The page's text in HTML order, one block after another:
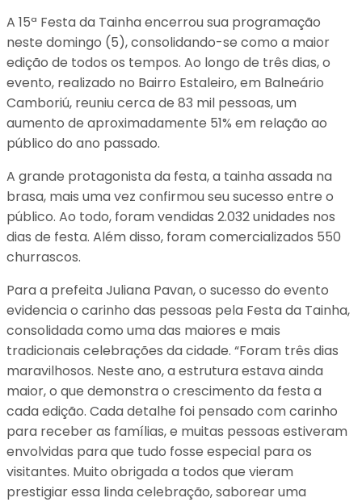
A 15ª Festa da Tainha encerrou sua programação
neste domingo (5), consolidando-se como a maior
edição de todos os tempos. Ao longo de três dias, o
evento, realizado no Bairro Estaleiro, em Balneário
Camboriú, reuniu cerca de 83 mil pessoas, um
aumento de aproximadamente 51% em relação ao
público do ano passado.
A grande protagonista da festa, a tainha assada na
brasa, mais uma vez confirmou seu sucesso entre o
público. Ao todo, foram vendidas 2.032 unidades nos
dias de festa. Além disso, foram comercializados 550
churrascos.
Para a prefeita Juliana Pavan, o sucesso do evento
evidencia o carinho das pessoas pela Festa da Tainha,
consolidada como uma das maiores e mais
tradicionais celebrações da cidade. “Foram três dias
maravilhosos. Neste ano, a estrutura estava ainda
maior, o que demonstra o crescimento da festa a
cada edição. Cada detalhe foi pensado com carinho
para receber as famílias, e muitas pessoas estiveram
envolvidas para que tudo fosse especial para os
visitantes. Muito obrigada a todos que vieram
prestigiar essa linda celebração, saborear uma